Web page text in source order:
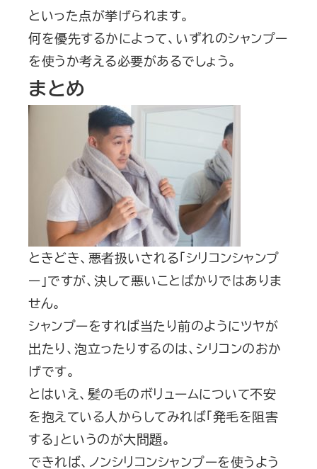
といった点が挙げられます。
何を優先するかによって、いずれのシャンプー
を使うか考える必要があるでしょう。
まとめ
ときどき、悪者扱いされる「シリコンシャンプ
ー」ですが、決して悪いことばかりではありま
せん。
シャンプーをすれば当たり前のようにツヤが
出たり、泡立ったりするのは、シリコンのおか
げです。
とはいえ、髪の毛のボリュームについて不安
を抱えている人からしてみれば「発毛を阻害
する」というのが大問題。
できれば、ノンシリコンシャンプーを使うよう